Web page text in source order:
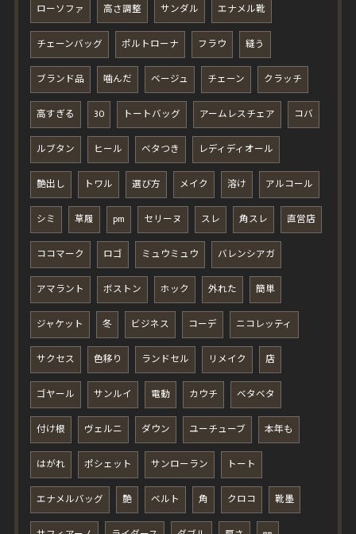
ローソファ 高さ調整 サンダル エナメル靴
チェーンバッグ ポルトローナ フラウ 縫う
ブランド品 噛んだ ベージュ チェーン クラッチ
高すぎる 30 トートバッグ アームレスチェア コバ
ルブタン ヒール ベタつき レディディオール
艶出し トワル 選び方 メイク 溶け アルコール
シミ 草履 pm セリーヌ スレ 角スレ 直営店
ココマーク ロゴ ミュウミュウ バレンシアガ
アマラント ボストン ホック 外れた 簡単
ジャケット 冬 ビジネス コーデ ニコレッティ
サクセス 色移り ランドセル リメイク 店
ゴヤール サンルイ 電動 カウチ ベタベタ
付け根 ヴェルニ ダウン ユーチューブ 本年も
はがれ ポシェット サンローラン トート
エナメルバッグ 艶 ベルト 角 クロコ 靴墨